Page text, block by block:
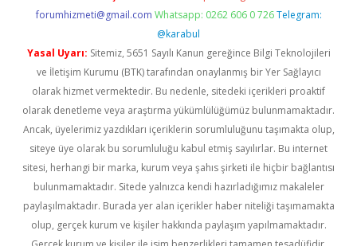
forumhizmeti@gmail.com Whatsapp: 0262 606 0 726 Telegram:
@karabul
Yasal Uyarı: Sitemiz, 5651 Sayılı Kanun gereğince Bilgi Teknolojileri
ve İletişim Kurumu (BTK) tarafından onaylanmış bir Yer Sağlayıcı
olarak hizmet vermektedir. Bu nedenle, sitedeki içerikleri proaktif
olarak denetleme veya araştırma yükümlülüğümüz bulunmamaktadır.
Ancak, üyelerimiz yazdıkları içeriklerin sorumluluğunu taşımakta olup,
siteye üye olarak bu sorumluluğu kabul etmiş sayılırlar. Bu internet
sitesi, herhangi bir marka, kurum veya şahıs şirketi ile hiçbir bağlantısı
bulunmamaktadır. Sitede yalnızca kendi hazırladığımız makaleler
paylaşılmaktadır. Burada yer alan içerikler haber niteliği taşımamakta
olup, gerçek kurum ve kişiler hakkında paylaşım yapılmamaktadır.